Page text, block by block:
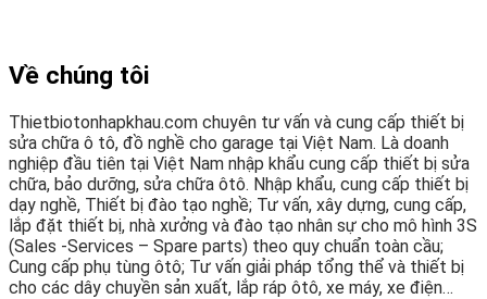
Về chúng tôi
Thietbiotonhapkhau.com chuyên tư vấn và cung cấp thiết bị
sửa chữa ô tô, đồ nghề cho garage tại Việt Nam. Là doanh
nghiệp đầu tiên tại Việt Nam nhập khẩu cung cấp thiết bị sửa
chữa, bảo dưỡng, sửa chữa ôtô. Nhập khẩu, cung cấp thiết bị
dạy nghề, Thiết bị đào tạo nghề; Tư vấn, xây dựng, cung cấp,
lắp đặt thiết bị, nhà xưởng và đào tạo nhân sự cho mô hình 3S
(Sales -Services – Spare parts) theo quy chuẩn toàn cầu;
Cung cấp phụ tùng ôtô; Tư vấn giải pháp tổng thể và thiết bị
cho các dây chuyền sản xuất, lắp ráp ôtô, xe máy, xe điện…